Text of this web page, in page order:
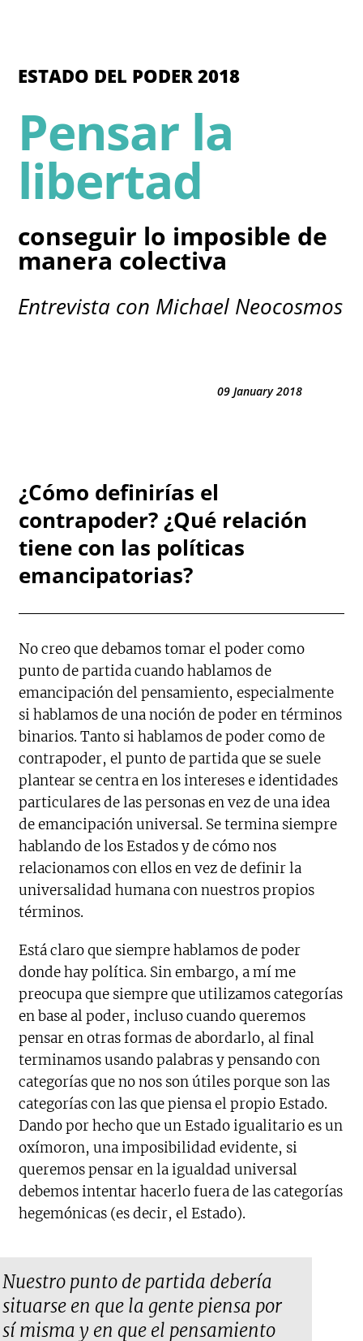
ESTADO DEL PODER 2018
Pensar la
libertad
conseguir lo imposible de
manera colectiva
Entrevista con Michael Neocosmos
09 January 2018
¿Cómo definirías el
contrapoder? ¿Qué relación
tiene con las políticas
emancipatorias?
No creo que debamos tomar el poder como
punto de partida cuando hablamos de
emancipación del pensamiento, especialmente
si hablamos de una noción de poder en términos
binarios. Tanto si hablamos de poder como de
contrapoder, el punto de partida que se suele
plantear se centra en los intereses e identidades
particulares de las personas en vez de una idea
de emancipación universal. Se termina siempre
hablando de los Estados y de cómo nos
relacionamos con ellos en vez de definir la
universalidad humana con nuestros propios
términos.
Está claro que siempre hablamos de poder
donde hay política. Sin embargo, a mí me
preocupa que siempre que utilizamos categorías
en base al poder, incluso cuando queremos
pensar en otras formas de abordarlo, al final
terminamos usando palabras y pensando con
categorías que no nos son útiles porque son las
categorías con las que piensa el propio Estado.
Dando por hecho que un Estado igualitario es un
oxímoron, una imposibilidad evidente, si
queremos pensar en la igualdad universal
debemos intentar hacerlo fuera de las categorías
hegemónicas (es decir, el Estado).
Nuestro punto de partida debería
situarse en que la gente piensa por
sí misma y en que el pensamiento